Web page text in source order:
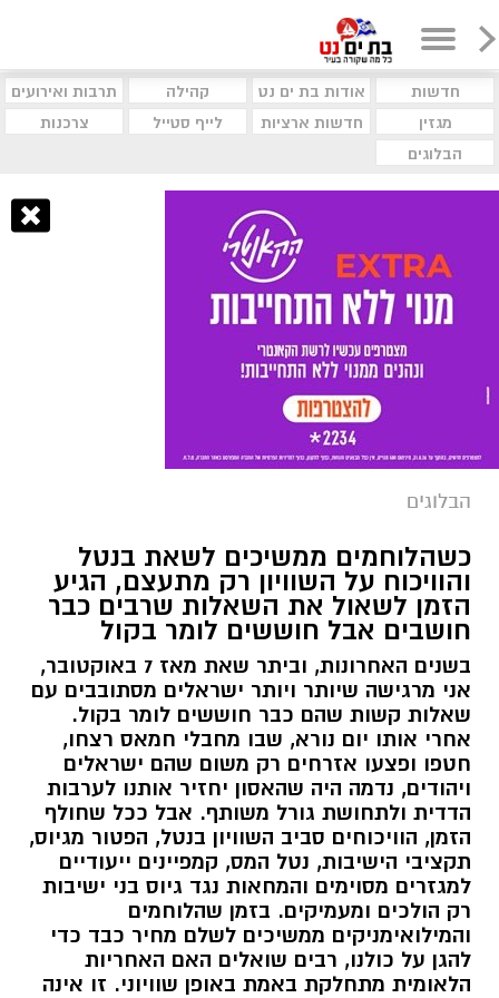
חדשות אודות בת ים נט קהילה
תרבות ואירועים
מגזין
חדשות ארציות לייף סטייל
צרכנות
הבלוגים
הבלוגים
כשהלוחמים ממשיכים לשאת בנטל
והוויכוח על השוויון רק מתעצם, הגיע
הזמן לשאול את השאלות שרבים כבר
חושבים אבל חוששים לומר בקול
בשנים האחרונות, וביתר שאת מאז 7 באוקטובר,
אני מרגישה שיותר ויותר ישראלים מסתובבים עם
שאלות קשות שהם כבר חוששים לומר בקול.
אחרי אותו יום נורא, שבו מחבלי חמאס רצחו,
חטפו ופצעו אזרחים רק משום שהם ישראלים
ויהודים, נדמה היה שהאסון יחזיר אותנו לערבות
הדדית ולתחושת גורל משותף. אבל ככל שחולף
הזמן, הוויכוחים סביב השוויון בנטל, הפטור מגיוס,
תקציבי הישיבות, נטל המס, קמפיינים ייעודיים
למגזרים מסוימים והמחאות נגד גיוס בני ישיבות
רק הולכים ומעמיקים. בזמן שהלוחמים
והמילואימניקים ממשיכים לשלם מחיר כבד כדי
להגן על כולנו, רבים שואלים האם האחריות
הלאומית מתחלקת באמת באופן שוויוני. זו אינה